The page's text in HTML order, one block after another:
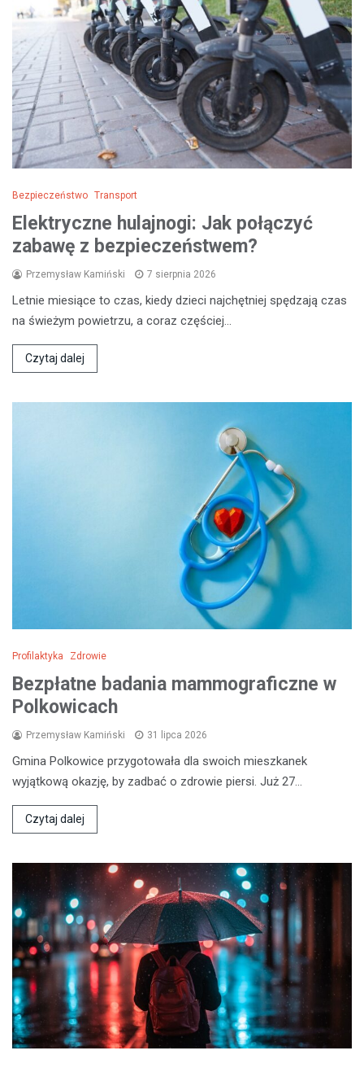
Bezpieczeństwo Transport
Elektryczne hulajnogi: Jak połączyć
zabawę z bezpieczeństwem?
Przemysław Kamiński 7 sierpnia 2026
Letnie miesiące to czas, kiedy dzieci najchętniej spędzają czas
na świeżym powietrzu, a coraz częściej…
Czytaj dalej
Profilaktyka Zdrowie
Bezpłatne badania mammograficzne w
Polkowicach
Przemysław Kamiński 31 lipca 2026
Gmina Polkowice przygotowała dla swoich mieszkanek
wyjątkową okazję, by zadbać o zdrowie piersi. Już 27…
Czytaj dalej